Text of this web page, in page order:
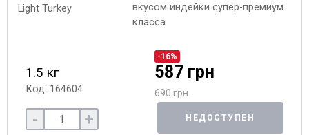
вкусом индейки супер-премиум
класса
1.5 кг
Код: 164604
-16%
587 грн
690 грн
- + НЕДОСТУПЕН